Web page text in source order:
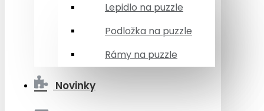
Lepidlo na puzzle
Podložka na puzzle
Rámy na puzzle
Novinky